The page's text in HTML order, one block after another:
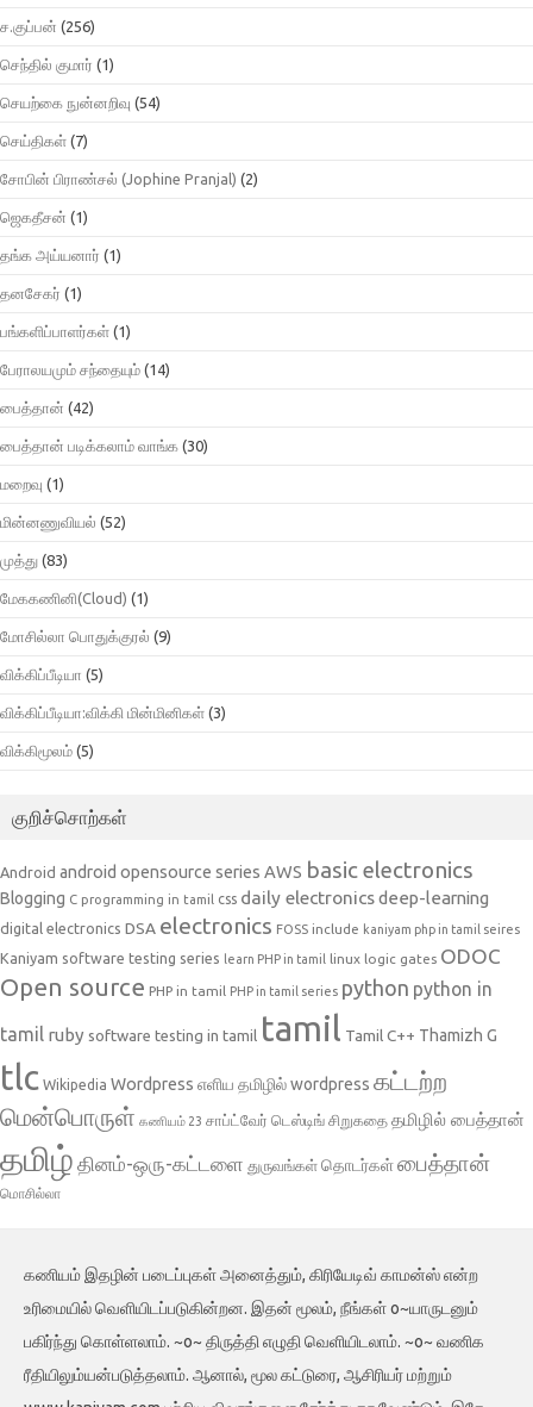
ச.குப்பன் (256)
செந்தில் குமார் (1)
செயற்கை நுன்னறிவு (54)
செய்திகள் (7)
சோபின் பிராண்சல் (Jophine Pranjal) (2)
ஜெகதீசன் (1)
தங்க அய்யனார் (1)
தனசேகர் (1)
பங்களிப்பாளர்கள் (1)
பேராலயமும் சந்தையும் (14)
பைத்தான் (42)
பைத்தான் படிக்கலாம் வாங்க (30)
மறைவு (1)
மின்னணுவியல் (52)
முத்து (83)
மேககணினி(Cloud) (1)
மோசில்லா பொதுக்குரல் (9)
விக்கிப்பீடியா (5)
விக்கிப்பீடியா:விக்கி மின்மினிகள் (3)
விக்கிமூலம் (5)
குறிச்சொற்கள்
Android android opensource series AWS basic electronics
Blogging C programming in tamil css daily electronicsdeep-learning
digital electronics DSA electronics FOSS include kaniyam php in tamil seires
Kaniyam software testing series learn PHP in tamil linux logic gates ODOC
Open source PHP in tamil PHP in tamil series python python in
tamil ruby software testing in tamil tamil Tamil C++ Thamizh G
tlc Wikipedia Wordpress எளிய தமிழில் wordpress கட்டற்ற
மென்பொருள் கணியம் 23 சாப்ட்வேர் டெஸ்டிங் சிறுகதை தமிழில் பைத்தான்
தமிழ் தினம்-ஒரு-கட்டளை துருவங்கள் தொடர்கள்பைத்தான்
மொசில்லா
கணியம் இதழின் படைப்புகள் அனைத்தும், கிரியேடிவ் காமன்ஸ் என்ற
உரிமையில் வெளியிடப்படுகின்றன. இதன் மூலம், நீங்கள் o~யாருடனும்
பகிர்ந்து கொள்ளலாம். ~o~ திருத்தி எழுதி வெளியிடலாம். ~o~ வணிக
ரீதியிலும்யன்படுத்தலாம். ஆனால், மூல கட்டுரை, ஆசிரியர் மற்றும்